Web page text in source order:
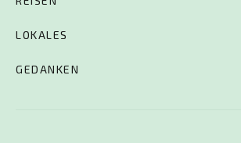
LOKALES
GEDANKEN